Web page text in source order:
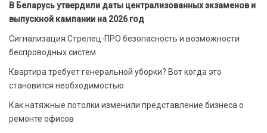
В Беларусь утвердили даты централизованных экзаменов и
выпускной кампании на 2026 год
Сигнализация Стрелец-ПРО безопасность и возможности
беспроводных систем
Квартира требует генеральной уборки? Вот когда это
становится необходимостью
Как натяжные потолки изменили представление бизнеса о
ремонте офисов